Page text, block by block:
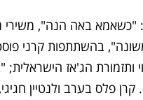
הג'אז הישראלית;
"משהו נעים לנשמה" התקווה 6, אורח דני